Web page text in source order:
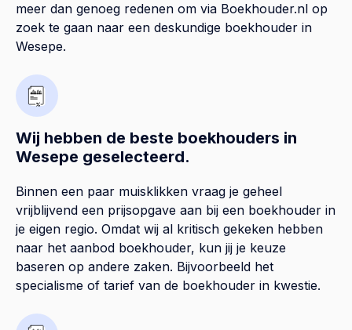
meer dan genoeg redenen om via Boekhouder.nl op
zoek te gaan naar een deskundige boekhouder in
Wesepe.
Wij hebben de beste boekhouders in
Wesepe geselecteerd.
Binnen een paar muisklikken vraag je geheel
vrijblijvend een prijsopgave aan bij een boekhouder in
je eigen regio. Omdat wij al kritisch gekeken hebben
naar het aanbod boekhouder, kun jij je keuze
baseren op andere zaken. Bijvoorbeeld het
specialisme of tarief van de boekhouder in kwestie.